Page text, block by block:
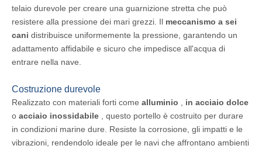
telaio durevole per creare una guarnizione stretta che può
resistere alla pressione dei mari grezzi. Il meccanismo a sei
cani distribuisce uniformemente la pressione, garantendo un
adattamento affidabile e sicuro che impedisce all'acqua di
entrare nella nave.
Costruzione durevole
Realizzato con materiali forti come alluminio
in acciaio dolce
o acciaio inossidabile
, questo portello è costruito per durare
in condizioni marine dure. Resiste la corrosione, gli impatti e le
vibrazioni, rendendolo ideale per le navi che affrontano ambienti